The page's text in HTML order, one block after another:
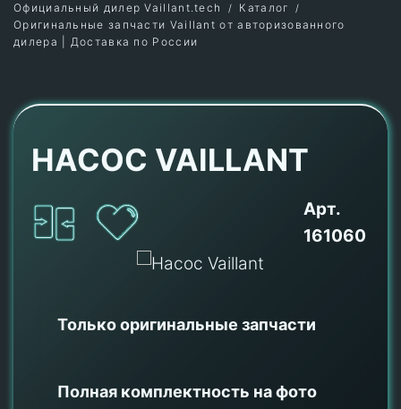
Официальный дилер Vaillant.tech
Каталог
Оригинальные запчасти Vaillant от авторизованного
дилера | Доставка по России
НАСОС VAILLANT
Арт.
161060
Только оригинальные запчасти
Полная комплектность на фото